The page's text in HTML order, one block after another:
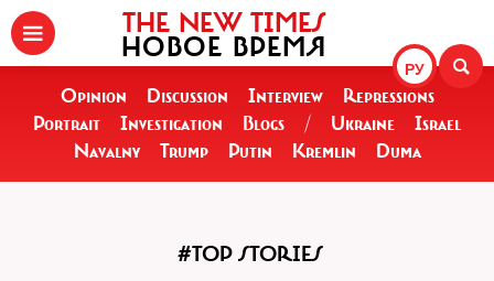
РУ
THE NEW TIMES
НОВОЕ ВРЕМЯ
Opinion Discussion Interview
Repressions
Portrait
Investigation Blogs / Ukraine
Israel
Navalny
Trump Putin Kremlin Duma
#TOP STORIES